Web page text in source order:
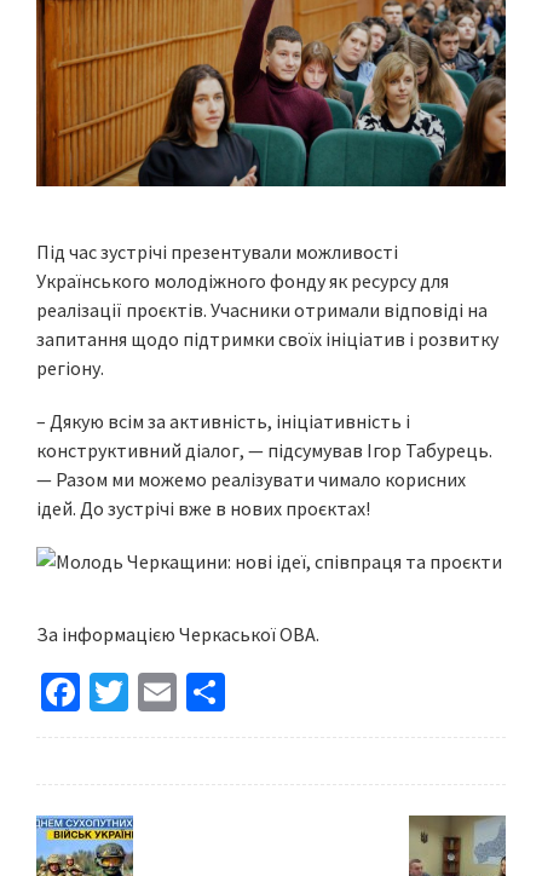
Під час зустрічі презентували можливості
Українського молодіжного фонду як ресурсу для
реалізації проєктів. Учасники отримали відповіді на
запитання щодо підтримки своїх ініціатив і розвитку
регіону.
– Дякую всім за активність, ініціативність і
конструктивний діалог, — підсумував Ігор Табурець.
— Разом ми можемо реалізувати чимало корисних
ідей. До зустрічі вже в нових проєктах!
За інформацією Черкаської ОВА.
Fa
ce
o
o
T
wi
er
E
m h